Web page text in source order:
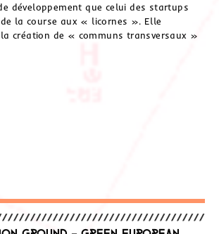
développement que celui des startups
la course aux « licornes ». Elle
création de « communs transversaux »